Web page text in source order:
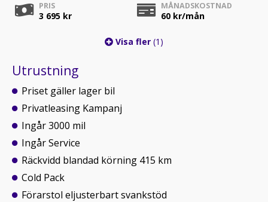
PRIS
3 695 kr
MÅNADSKOSTNAD
60 kr/mån
Visa fler (1)
Utrustning
Priset gäller lager bil
Privatleasing Kampanj
Ingår 3000 mil
Ingår Service
Räckvidd blandad körning 415 km
Cold Pack
Förarstol eljusterbart svankstöd